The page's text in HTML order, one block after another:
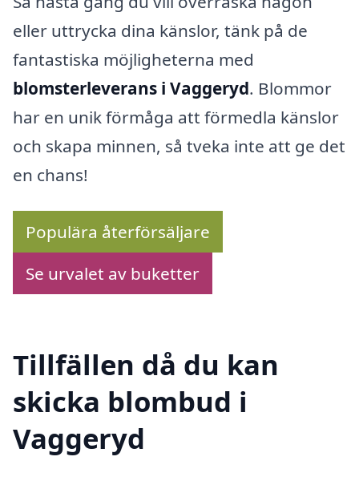
eller uttrycka dina känslor, tänk på de
fantastiska möjligheterna med
blomsterleverans i Vaggeryd. Blommor
har en unik förmåga att förmedla känslor
och skapa minnen, så tveka inte att ge det
en chans!
Populära återförsäljare
Se urvalet av buketter
Tillfällen då du kan
skicka blombud i
Vaggeryd